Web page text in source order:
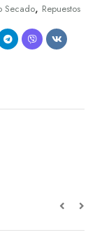
Secado, Repuestos